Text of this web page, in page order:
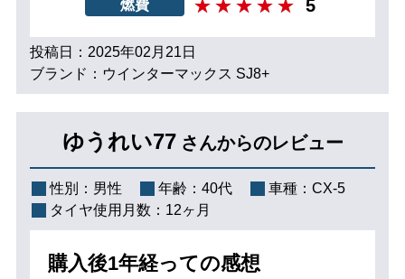
燃費 5
投稿日：2025年02月21日
ブランド：ウインターマックス SJ8+
ゆうれい77 さんからのレビュー
性別： 男性 年齢： 40代 車種： CX-5
タイヤ使用月数： 12ヶ月
購入後1年経っての感想